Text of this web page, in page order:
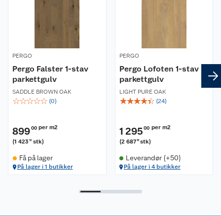
PERGO
Pergo Falster 1-stav
parkettgulv
SADDLE BROWN OAK
☆☆☆☆☆ (0)
89900 per m2
(1 42312 stk)
Få på lager
På lager i 1 butikker
PERGO
Pergo Lofoten 1-stav
parkettgulv
LIGHT PURE OAK
☆☆☆☆☆ (24)
1 295 00 per m2
(2 687 13 stk)
Leverandør (+50)
På lager i 4 butikker
Kundeservice
Butikker
Kontakt oss
Retur- og angrerett
Reklamasjon
Ofte stilte spørsmål
Leveringstid
Leie tilhenger
Våre merkevarer
Våre kjeder
Kjøpsvilkår
Personvern
Cookies
Bærekraft
Lavprisløfte
Åpent kjøp
Retur av el-avfall
Hageinspirasjon
Oppussing med utemaling
Oppussing med innemaling
Et varmere hjem
Gulv